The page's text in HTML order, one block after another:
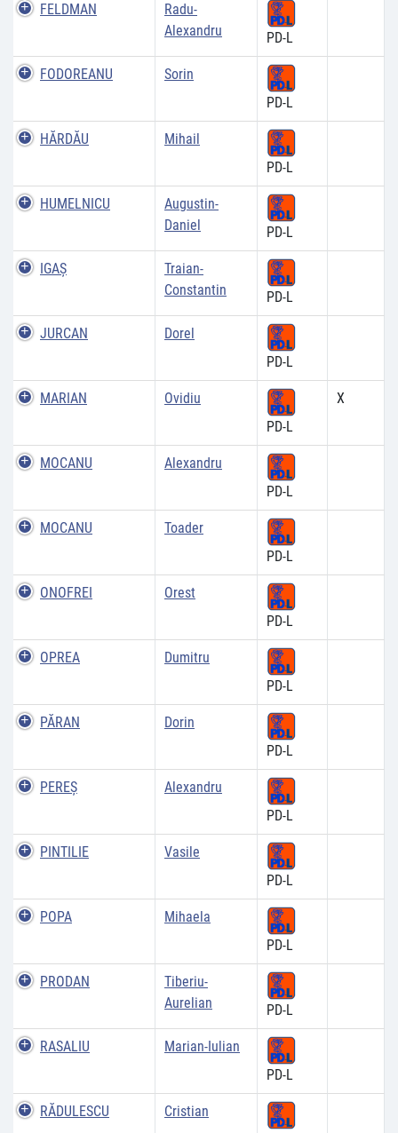
FELDMAN
Radu-
Alexandru
PD-L
FODOREANU
Sorin
PD-L
HĂRDĂU
Mihail
PD-L
HUMELNICU
Augustin-
Daniel
PD-L
IGAŞ
Traian-
Constantin
PD-L
JURCAN
Dorel
PD-L
MARIAN
Ovidiu
PD-L
X
MOCANU
Alexandru
PD-L
MOCANU
Toader
PD-L
ONOFREI
Orest
PD-L
OPREA
Dumitru
PD-L
PĂRAN
Dorin
PD-L
PEREŞ
Alexandru
PD-L
PINTILIE
Vasile
PD-L
POPA
Mihaela
PD-L
PRODAN
Tiberiu-
Aurelian
PD-L
RASALIU
Marian-Iulian
PD-L
RĂDULESCU
Cristian